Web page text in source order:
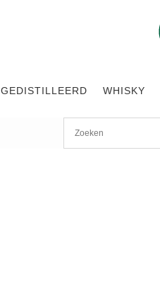
GEDISTILLEERD WHISKY